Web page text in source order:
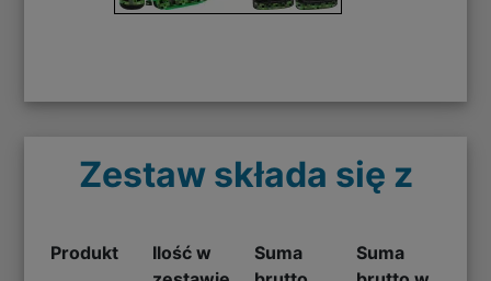
Zestaw składa się z
Produkt
Ilość w
Suma
Suma